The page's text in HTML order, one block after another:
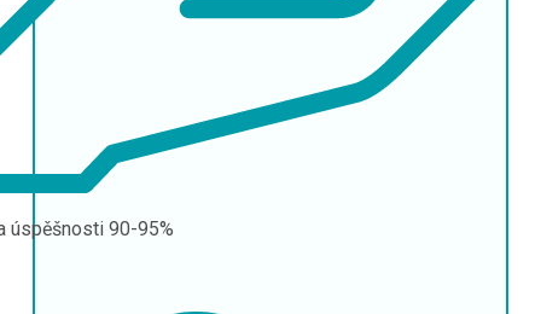
úspěšnosti 90-95%